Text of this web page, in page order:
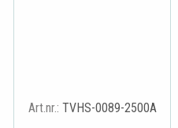
Art.nr.: TVHS-0089-2500A